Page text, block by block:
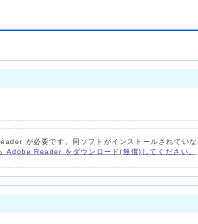
が必要です。同ソフトがインストールされていな
Adobe Reader をダウンロード(無償)してください。